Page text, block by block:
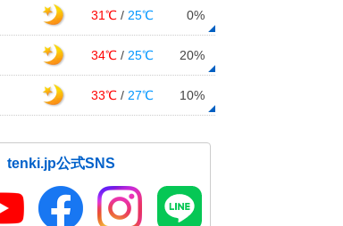
31℃ / 25℃ 0%
34℃ / 25℃ 20%
33℃ / 27℃ 10%
tenki.jp公式SNS